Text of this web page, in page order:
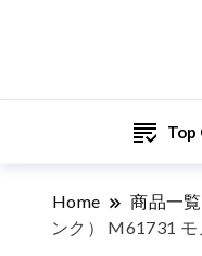
Top
Home 商品一覧
ンク） M61731